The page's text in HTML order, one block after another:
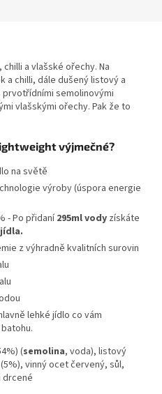
a vlašské ořechy. Na
a chilli, dále dušený listový a
semolinovými
vlašskými ořechy. Pak že to
výjmečné?
na světě
výroby (úspora energie
- Po přidaní295mlvody získáte
z výhradně kvalitních surovin
lehké jídlo co vám
(semolina, voda), listový
(5%), vinný ocet červený, sůl,
drcené